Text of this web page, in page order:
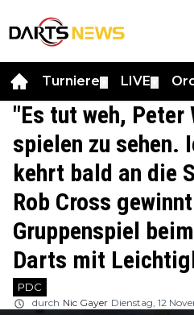
Turniere LIVE
"Es tut weh, Peter
spielen zu sehen.
kehrt bald an die
Rob Cross
Gruppenspiel
Darts mit
PDC
durch Nic Gayer Dienstag, 12